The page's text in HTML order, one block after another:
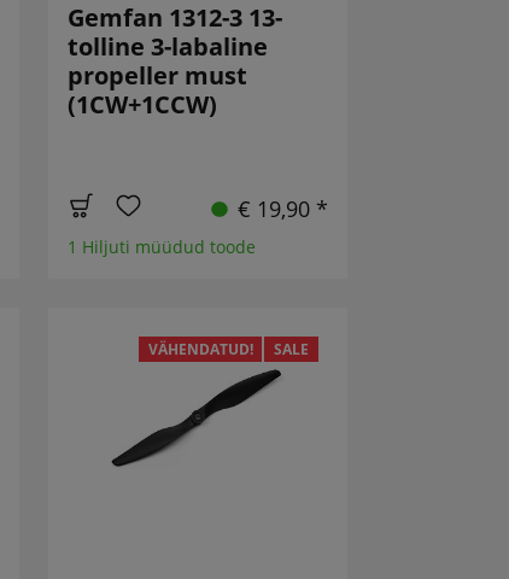
Gemfan 1312-3 13-
tolline 3-labaline
propeller must
(1CW+1CCW)
€ 19,90 *
1 Hiljuti müüdud toode
VÄHENDATUD! SALE